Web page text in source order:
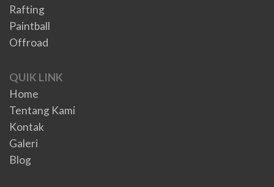
Rafting
Paintball
Offroad
QUIK LINK
Home
Tentang Kami
Kontak
Galeri
Blog